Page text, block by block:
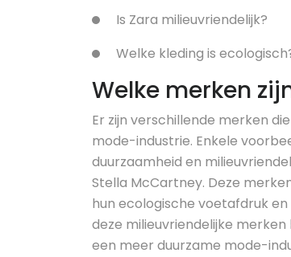
Is Zara milieuvriendelijk?
Welke kleding is
Welke merken
Er zijn verschillende merken
mode-industrie. Enkele
duurzaamheid en
Stella McCartney. Deze
hun ecologische voetafdruk
deze milieuvriendelijke
een meer duurzame mode-